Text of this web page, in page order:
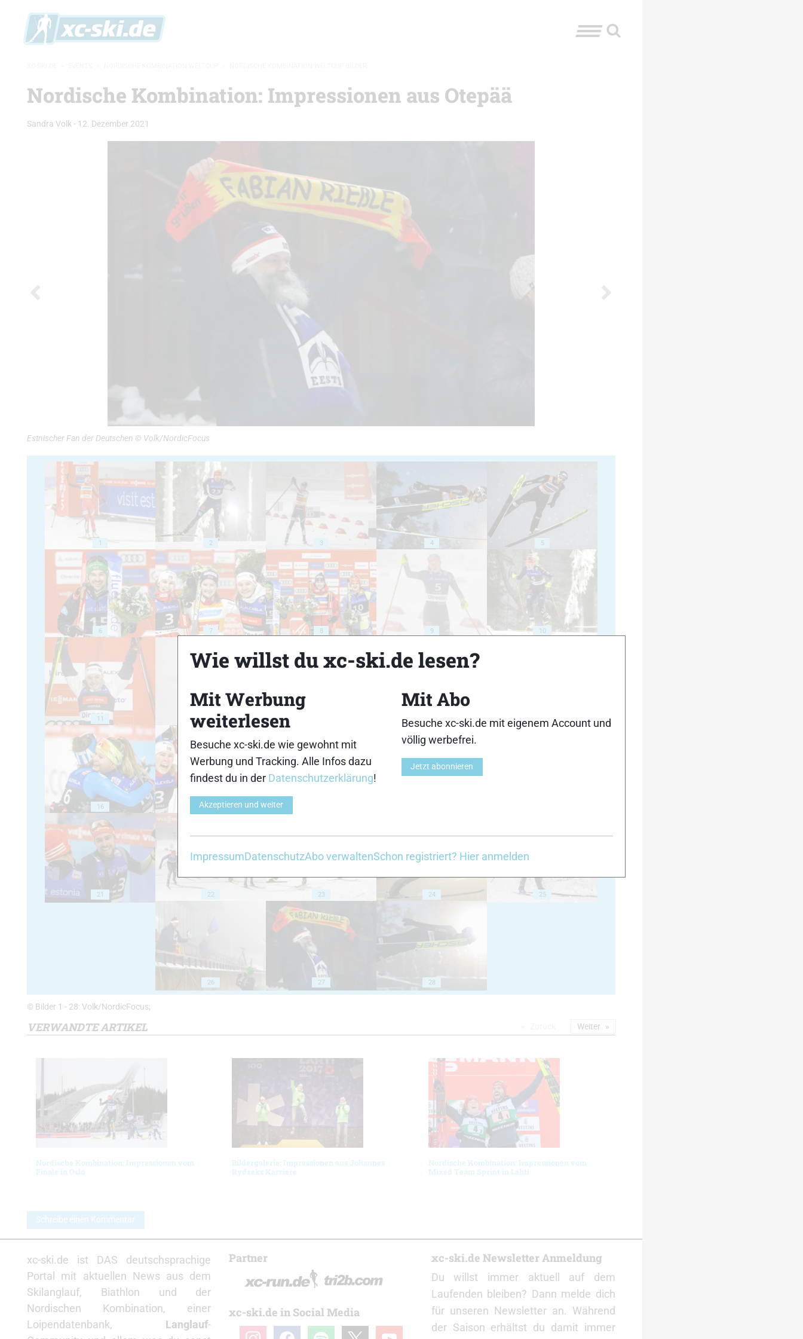
Nordische Kombination: Impressionen aus Otepää
Sandra Volk- 12. Dezember 2021
Estnischer Fan der Deutschen © Volk/NordicFocus
1 2 3 4 5
6 7 8 9 10
11 12 14
16 17
21 22 23 24 25
26 27 28
© Bilder 1 - 28: Volk/NordicFocus;
VERWANDTE ARTIKEL
Nordische Kombination: Impressionen vom
Finale in Oslo
Bildergalerie: Impressionen aus Johannes
Rydzeks Karriere
Nordische Kombination: Impressionen vom
Mixed Team Sprint in Lahti
Weiter
Schreibe einen Kommentar
xc-ski.de ist DAS deutschsprachige
Portal mit aktuellen News aus dem
Skilanglauf, Biathlon und der
Nordischen Kombination, einer
Loipendatenbank, Langlauf-
Partner
xc-ski.de in Social Media
instagramfacebookspotify youtube
xc-ski.de Newsletter Anmeldung
Du willst immer aktuell auf dem
Laufenden bleiben? Dann melde dich
für unseren Newsletter an. Während
der Saison erhältst du damit immer
Wie willst du xc-ski.de lesen?
Mit Werbung
weiterlesen
Besuche xc-ski.de wie gewohnt mit
Werbung und Tracking. Alle Infos dazu
findest du in der Datenschutzerklärung!
Akzeptieren und weiter
Mit Abo
Besuche xc-ski.de mit eigenem Account und
völlig werbefrei.
Jetzt abonnieren
ImpressumDatenschutzAbo verwaltenSchon registriert? Hier anmelden